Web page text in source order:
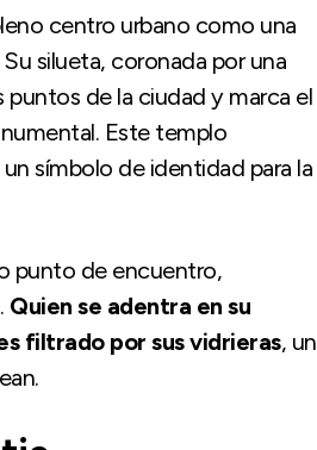
centro urbano como una
silueta, coronada por una
de la ciudad y marca el
Este templo
símbolo de identidad para la
punto de encuentro,
Quien se adentra en su
filtrado por sus vidrieras, un